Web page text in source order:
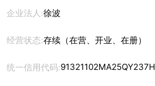
企业法人:徐波
经营状态:存续（在营、开业、在册）
统一信用代码:91321102MA25QY237H